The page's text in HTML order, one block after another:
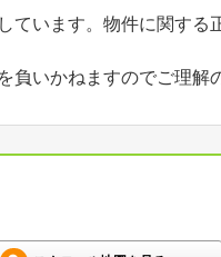
ています。物件に関す
いかねますのでご理解